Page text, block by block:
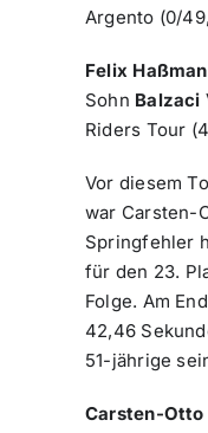
Argento (0/
Felix
Sohn Balzaci
Riders Tour
Vor diesem
war Carsten-
Springfehler
für den 23.
Folge. Am
42,46
51-jährige
Carsten-Otto